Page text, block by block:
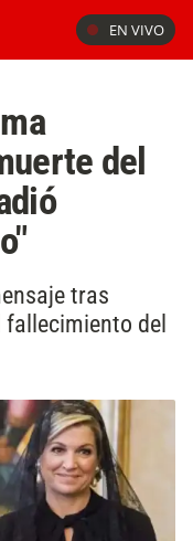
EN VIVO
del
tras
del